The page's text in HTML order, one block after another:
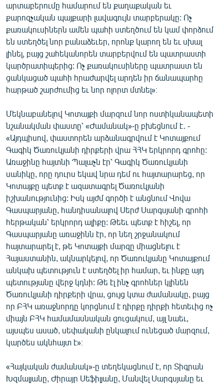
արտաբերումը համարում են քաղաքական եւ
քարոզչական պայքարի լավագույն տարբերակը: Ոչ
քառակուսիներն ամեն պահի ստեղծում են կամ փորձում
են ստեղծել նոր բանաձեւեր, որոնք կարող են եւ սխալ
լինել, բայց շահեկանորեն տարբերվում են պատրաստի
կարծրատիպերից: Ոչ քառակուսիները պատրաստ են
ցանկացած պահի հրաժարվել արդեն իր ճանապարհը
հարթած շարժումից եւ նոր ոլորտ մտնել»։
Մեկնաբանելով Կոտայքի մարզում նոր ոստիկանապետի
նշանակման փաստը՝ «Ժամանակ»-ը բխեցնում է․ -
«Այդպիսով, փաստորեն արձանագրվում է Կոտայքում
Գագիկ Ծառուկյանի դիրքերի վրա ՀՀԿ երկրորդ գրոհը:
Առաջինը հայտնի Պալաչն էր՝ Գագիկ Ծառուկյանի
սանիկը, որը դուրս եկավ նրա դեմ ու հայտարարեց, որ
Կոտայքը պետք է ազատագրել Ծառուկյանի
իշխանությունից: Իսկ այժմ գործի է անցնում Վովա
Գասպարյանը, հանդիսանալով Սերժ Սարգսյանի գրոհի
հերթական՝ երկրորդ ալիքը: Թեեւ պետք է հիշել, որ
Գասպարյանը առաջինն էր, որ նեղ շրջանակում
հայտարարել է, թե Կոտայքի մարզը միացնելու է
Հայաստանին, ակնարկելով, որ Ծառուկյանը Կոտայքում
անկախ պետություն է ստեղծել իր համար, եւ ինքը այդ
պետությանը վերջ կդնի: Թե էլ ինչ գրոհներ կլինեն
Ծառուկյանի դիրքերի վրա, ցույց կտա ժամանակը, բայց
որ ԲՀԿ առաջնորդը կորցնում է դիրքը դիրքի հետեւից ոչ
միայն ԲՀԿ համամասնական ցուցակում, այլ նաեւ,
այսպես ասած, սեփականի ընկալում ունեցած մարզում,
կարծես ակնհայտ է»։
«Հայկական ժամանակ»-ը տեղեկացնում է, որ Տիգրան
Խզմալյանը, Ժիրայր Սեֆիլյանը, Մանվել Սարգսյանը եւ